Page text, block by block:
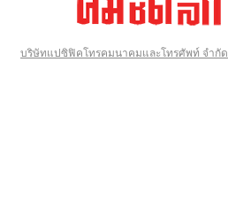
บริษัทแปซิฟิคโทรคมนาคมและโทรศัพท์ จำกัด